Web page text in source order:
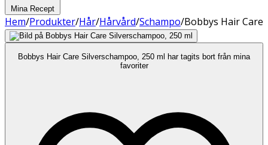
Mina Recept
Hem/Produkter/Hår/Hårvård/Schampo/Bobbys Hair Care
Bobbys Hair Care Silverschampoo, 250 ml har tagits bort från mina
favoriter